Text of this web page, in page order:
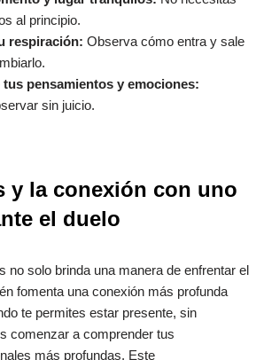
al principio.
respiración: Observa cómo entra y sale
pensamientos y emociones:
sin juicio.
y la conexión con uno
el duelo
no solo brinda una manera de enfrentar el
fomenta una conexión más profunda
te permites estar presente, sin
comenzar a comprender tus
más profundas. Este